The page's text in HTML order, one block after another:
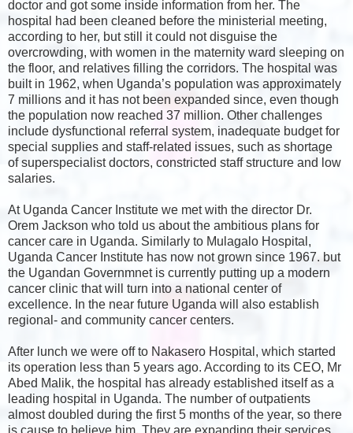
doctor and got some inside information from her. The
hospital had been cleaned before the ministerial meeting,
according to her, but still it could not disguise the
overcrowding, with women in the maternity ward sleeping on
the floor, and relatives filling the corridors. The hospital was
built in 1962, when Uganda’s population was approximately
7 millions and it has not been expanded since, even though
the population now reached 37 million. Other challenges
include dysfunctional referral system, inadequate budget for
special supplies and staff-related issues, such as shortage
of superspecialist doctors, constricted staff structure and low
salaries.
At Uganda Cancer Institute we met with the director Dr.
Orem Jackson who told us about the ambitious plans for
cancer care in Uganda. Similarly to Mulagalo Hospital,
Uganda Cancer Institute has now not grown since 1967. but
the Ugandan Governmnet is currently putting up a modern
cancer clinic that will turn into a national center of
excellence. In the near future Uganda will also establish
regional- and community cancer centers.
After lunch we were off to Nakasero Hospital, which started
its operation less than 5 years ago. According to its CEO, Mr
Abed Malik, the hospital has already established itself as a
leading hospital in Uganda. The number of outpatients
almost doubled during the first 5 months of the year, so there